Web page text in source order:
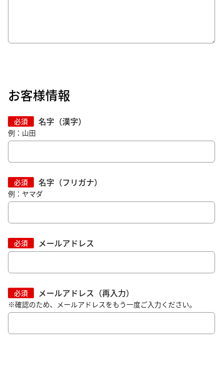
お客様情報
必須 名字（漢字）
例：山田
必須 名字（フリガナ）
例：ヤマダ
必須 メールアドレス
必須 メールアドレス（再入力）
※確認のため、メールアドレスをもう一度ご入力ください。